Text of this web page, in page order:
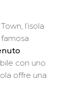
l’isola
con uno
offre una